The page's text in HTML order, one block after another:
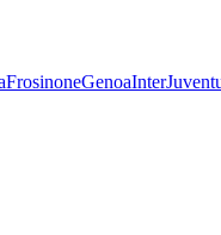
FrosinoneGenoaInter